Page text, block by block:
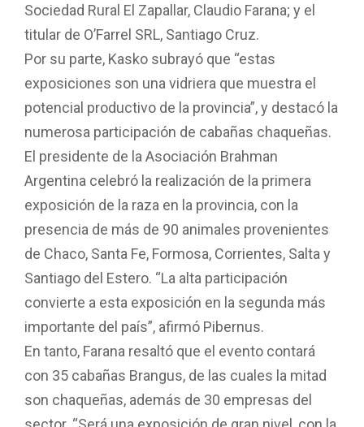
Sociedad Rural El Zapallar, Claudio Farana; y el
titular de O’Farrel SRL, Santiago Cruz.
Por su parte, Kasko subrayó que “estas
exposiciones son una vidriera que muestra el
potencial productivo de la provincia”, y destacó la
numerosa participación de cabañas chaqueñas.
El presidente de la Asociación Brahman
Argentina celebró la realización de la primera
exposición de la raza en la provincia, con la
presencia de más de 90 animales provenientes
de Chaco, Santa Fe, Formosa, Corrientes, Salta y
Santiago del Estero. “La alta participación
convierte a esta exposición en la segunda más
importante del país”, afirmó Pibernus.
En tanto, Farana resaltó que el evento contará
con 35 cabañas Brangus, de las cuales la mitad
son chaqueñas, además de 30 empresas del